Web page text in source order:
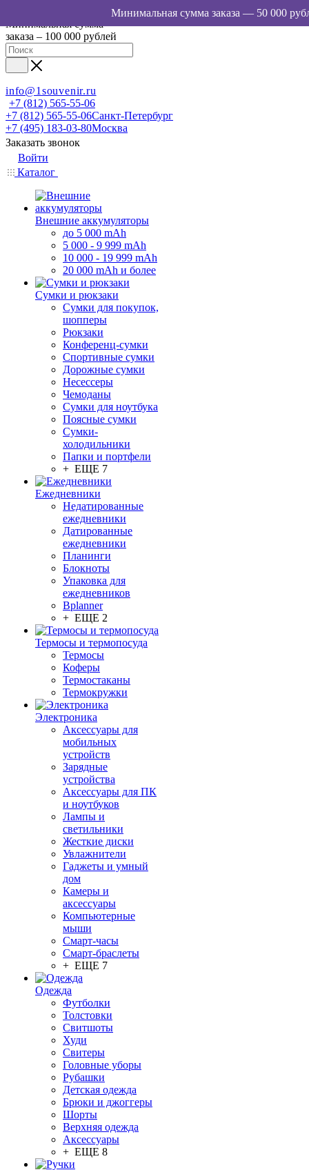
Минимальная сумма
заказа – 100 000 рублей
info@1souvenir.ru
+7 (812) 565-55-06
+7 (812) 565-55-06Санкт-Петербург
+7 (495) 183-03-80Москва
Заказать звонок
Войти
Каталог
Внешние аккумуляторы
до 5 000 mAh
5 000 - 9 999 mAh
10 000 - 19 999 mAh
20 000 mAh и более
Сумки и рюкзаки
Сумки для покупок,
шопперы
Рюкзаки
Конференц-сумки
Спортивные сумки
Дорожные сумки
Несессеры
Чемоданы
Сумки для ноутбука
Поясные сумки
Сумки-
холодильники
Папки и портфели
+ ЕЩЕ 7
Ежедневники
Недатированные
ежедневники
Датированные
ежедневники
Планинги
Блокноты
Упаковка для
ежедневников
Bplanner
+ ЕЩЕ 2
Термосы и термопосуда
Термосы
Коферы
Термостаканы
Термокружки
Электроника
Аксессуары для
мобильных
устройств
Зарядные
устройства
Аксессуары для ПК
и ноутбуков
Лампы и
светильники
Жесткие диски
Увлажнители
Гаджеты и умный
дом
Камеры и
аксессуары
Компьютерные
мыши
Смарт-часы
Смарт-браслеты
+ ЕЩЕ 7
Одежда
Футболки
Толстовки
Свитшоты
Худи
Свитеры
Головные уборы
Рубашки
Детская одежда
Брюки и джоггеры
Шорты
Верхняя одежда
Аксессуары
+ ЕЩЕ 8